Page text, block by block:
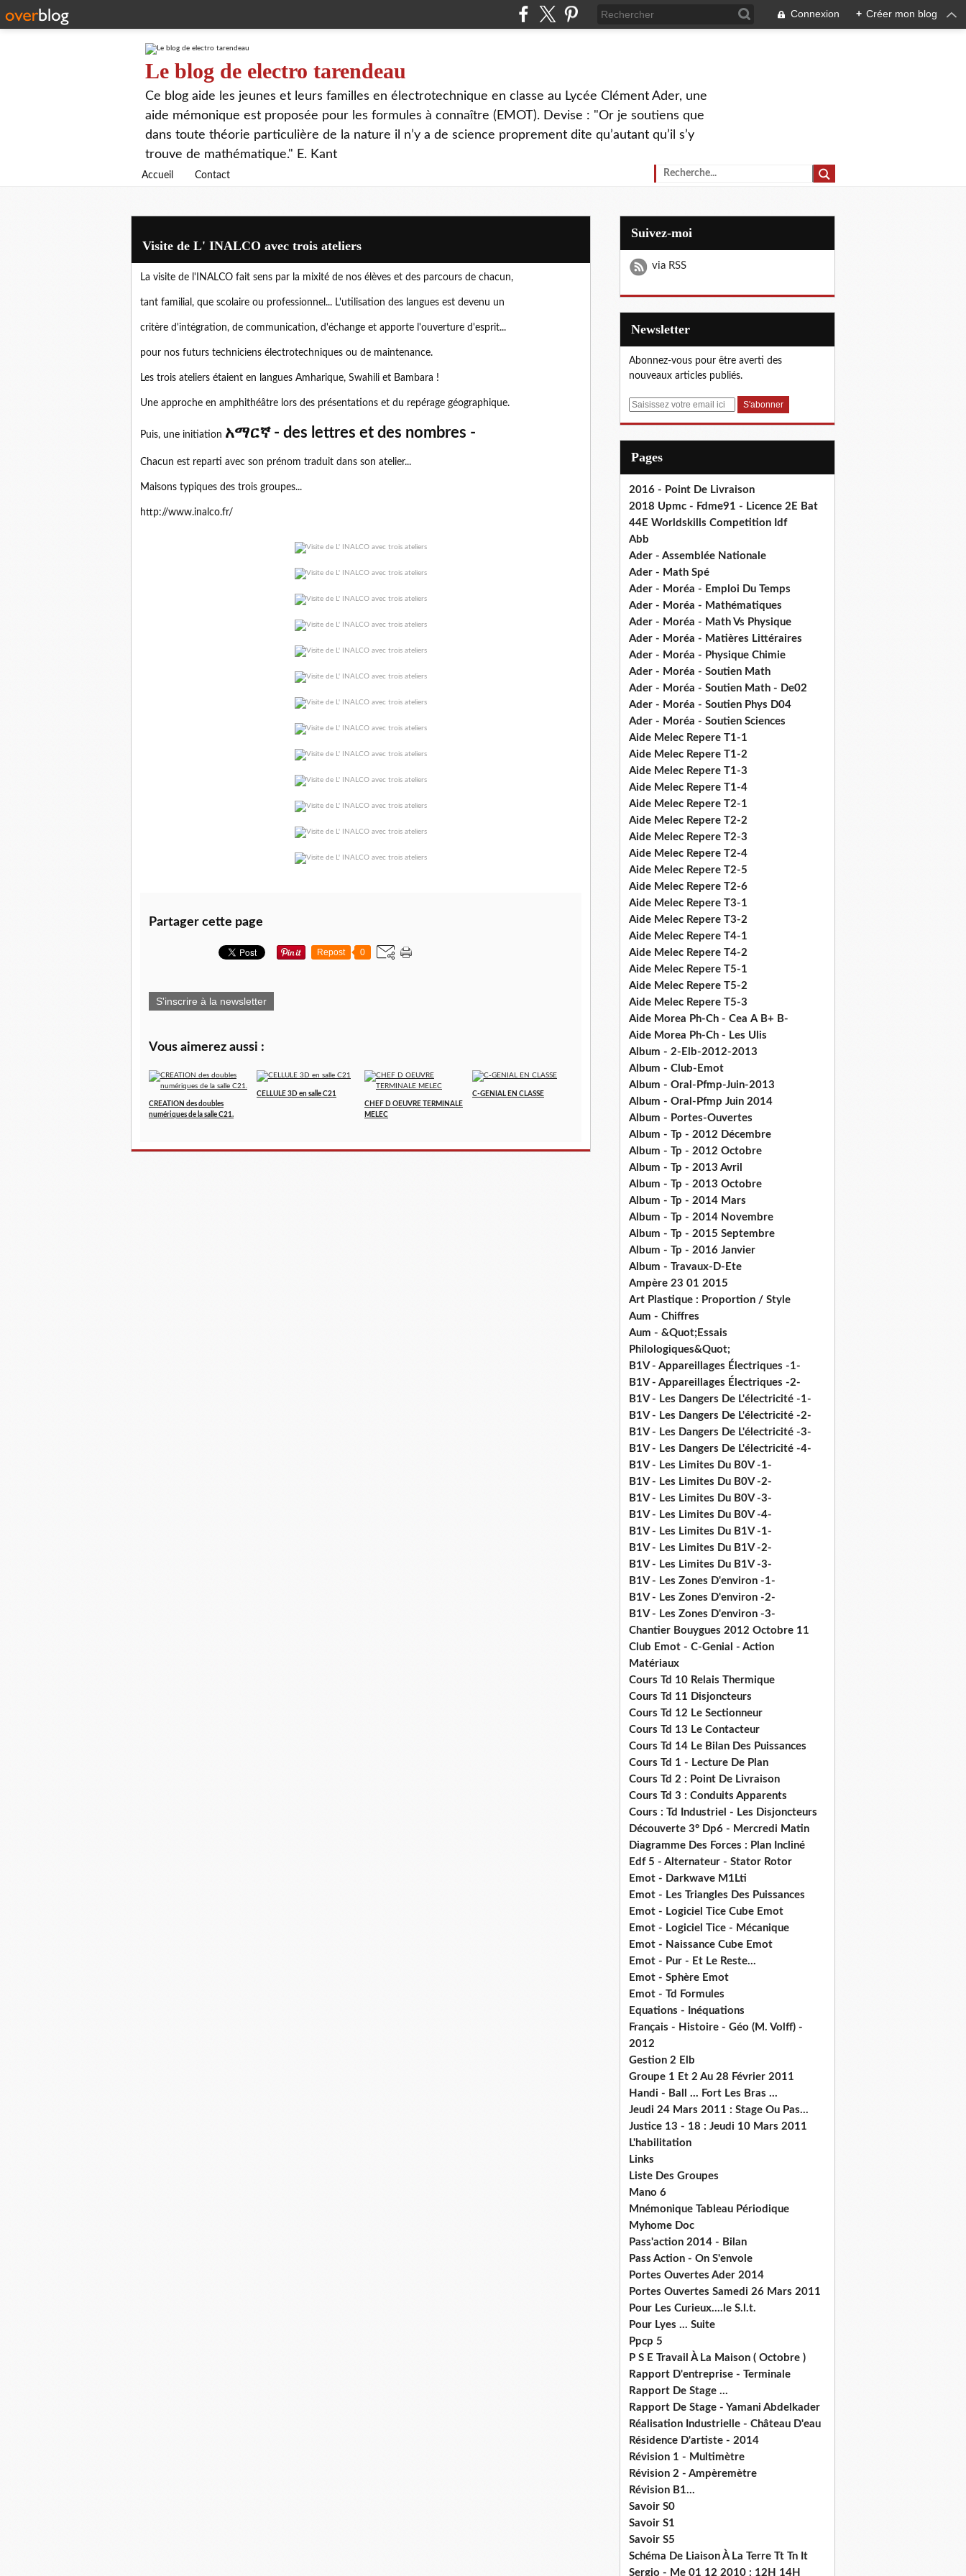
Connexion + Créer mon blog
Le blog de electro tarendeau
Ce blog aide les jeunes et leurs familles en électrotechnique en classe au Lycée Clément Ader, une
aide mémonique est proposée pour les formules à connaître (EMOT). Devise : "Or je soutiens que
dans toute théorie particulière de la nature il n’y a de science proprement dite qu’autant qu’il s’y
trouve de mathématique." E. Kant
Accueil Contact
Visite de L' INALCO avec trois ateliers
La visite de l'INALCO fait sens par la mixité de nos élèves et des parcours de chacun,
tant familial, que scolaire ou professionnel... L'utilisation des langues est devenu un
critère d'intégration, de communication, d'échange et apporte l'ouverture d'esprit...
pour nos futurs techniciens électrotechniques ou de maintenance.
Les trois ateliers étaient en langues Amharique, Swahili et Bambara !
Une approche en amphithéâtre lors des présentations et du repérage géographique.
Puis, une initiation አማርኛ - des lettres et des nombres -
Chacun est reparti avec son prénom traduit dans son atelier...
Maisons typiques des trois groupes...
http://www.inalco.fr/
Partager cette page
Repost 0
S'inscrire à la newsletter
Vous aimerez aussi :
CREATION des doubles
numériques de la salle C21.
CELLULE 3D en salle C21
CHEF D OEUVRE TERMINALE
MELEC
C-GENIAL EN CLASSE
Suivez-moi
via RSS
Newsletter
Abonnez-vous pour être averti des
nouveaux articles publiés.
E
Pages
2016 - Point De Livraison
2018 Upmc - Fdme91 - Licence 2E Bat
44E Worldskills Competition Idf
Abb
Ader - Assemblée Nationale
Ader - Math Spé
Ader - Moréa - Emploi Du Temps
Ader - Moréa - Mathématiques
Ader - Moréa - Math Vs Physique
Ader - Moréa - Matières Littéraires
Ader - Moréa - Physique Chimie
Ader - Moréa - Soutien Math
Ader - Moréa - Soutien Math - De02
Ader - Moréa - Soutien Phys D04
Ader - Moréa - Soutien Sciences
Aide Melec Repere T1-1
Aide Melec Repere T1-2
Aide Melec Repere T1-3
Aide Melec Repere T1-4
Aide Melec Repere T2-1
Aide Melec Repere T2-2
Aide Melec Repere T2-3
Aide Melec Repere T2-4
Aide Melec Repere T2-5
Aide Melec Repere T2-6
Aide Melec Repere T3-1
Aide Melec Repere T3-2
Aide Melec Repere T4-1
Aide Melec Repere T4-2
Aide Melec Repere T5-1
Aide Melec Repere T5-2
Aide Melec Repere T5-3
Aide Morea Ph-Ch - Cea Α Β+ Β-
Aide Morea Ph-Ch - Les Ulis
Album - 2-Elb-2012-2013
Album - Club-Emot
Album - Oral-Pfmp-Juin-2013
Album - Oral-Pfmp Juin 2014
Album - Portes-Ouvertes
Album - Tp - 2012 Décembre
Album - Tp - 2012 Octobre
Album - Tp - 2013 Avril
Album - Tp - 2013 Octobre
Album - Tp - 2014 Mars
Album - Tp - 2014 Novembre
Album - Tp - 2015 Septembre
Album - Tp - 2016 Janvier
Album - Travaux-D-Ete
Ampère 23 01 2015
Art Plastique : Proportion / Style
Aum - Chiffres
Aum - &Quot;Essais
Philologiques&Quot;
B1V - Appareillages Électriques -1-
B1V - Appareillages Électriques -2-
B1V - Les Dangers De L'électricité -1-
B1V - Les Dangers De L'électricité -2-
B1V - Les Dangers De L'électricité -3-
B1V - Les Dangers De L'électricité -4-
B1V - Les Limites Du B0V -1-
B1V - Les Limites Du B0V -2-
B1V - Les Limites Du B0V -3-
B1V - Les Limites Du B0V -4-
B1V - Les Limites Du B1V -1-
B1V - Les Limites Du B1V -2-
B1V - Les Limites Du B1V -3-
B1V - Les Zones D'environ -1-
B1V - Les Zones D'environ -2-
B1V - Les Zones D'environ -3-
Chantier Bouygues 2012 Octobre 11
Club Emot - C-Genial - Action
Matériaux
Cours Td 10 Relais Thermique
Cours Td 11 Disjoncteurs
Cours Td 12 Le Sectionneur
Cours Td 13 Le Contacteur
Cours Td 14 Le Bilan Des Puissances
Cours Td 1 - Lecture De Plan
Cours Td 2 : Point De Livraison
Cours Td 3 : Conduits Apparents
Cours : Td Industriel - Les Disjoncteurs
Découverte 3° Dp6 - Mercredi Matin
Diagramme Des Forces : Plan Incliné
Edf 5 - Alternateur - Stator Rotor
Emot - Darkwave M1Lti
Emot - Les Triangles Des Puissances
Emot - Logiciel Tice Cube Emot
Emot - Logiciel Tice - Mécanique
Emot - Naissance Cube Emot
Emot - Pur - Et Le Reste...
Emot - Sphère Emot
Emot - Td Formules
Equations - Inéquations
Français - Histoire - Géo (M. Volff) -
2012
Gestion 2 Elb
Groupe 1 Et 2 Au 28 Février 2011
Handi - Ball ... Fort Les Bras ...
Jeudi 24 Mars 2011 : Stage Ou Pas...
Justice 13 - 18 : Jeudi 10 Mars 2011
L'habilitation
Links
Liste Des Groupes
Mano 6
Mnémonique Tableau Périodique
Myhome Doc
Pass'action 2014 - Bilan
Pass Action - On S'envole
Portes Ouvertes Ader 2014
Portes Ouvertes Samedi 26 Mars 2011
Pour Les Curieux....le S.l.t.
Pour Lyes ... Suite
Ppcp 5
P S E Travail À La Maison ( Octobre )
Rapport D'entreprise - Terminale
Rapport De Stage ...
Rapport De Stage - Yamani Abdelkader
Réalisation Industrielle - Château D'eau
Résidence D'artiste - 2014
Révision 1 - Multimètre
Révision 2 - Ampèremètre
Révision B1...
Savoir S0
Savoir S1
Savoir S5
Schéma De Liaison À La Terre Tt Tn It
Sergio - Me 01 12 2010 : 12H 14H